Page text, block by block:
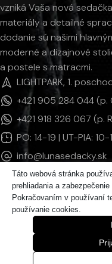
vzniká Vaša nová
materiály a detailné
dodanie sú našimi
moderné a dizajnové
a postele s matracmi.
LIGHTPARK, 1.
+421 905 284 044 (p.
+421 918 326 067 (p.
PO: 14-19 | UT-PIA:
info@lunasedacky.sk
INFORMÁCIE
KATEGÓRIE
© 2011 - 2026
Táto webová stránka
prehliadania a
Pokračovaním v používaní
používanie cookies.